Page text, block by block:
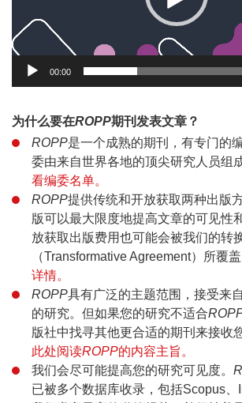
00:00
为什么要在ROPP期刊发表文章？
ROPP是一个成熟的期刊，有专门的
委由来自世界各地的顶尖研究人员组
看编委名单。
ROPP提供传统和开放获取两种出版
版可以最大限度地提高文章的可见性
放获取出版费用也可能会被我们的转
（Transformative Agreement）所覆盖
详情。
ROPP具有广泛的主题范围，接受来
的研究。但如果您的研究不适合
版社中找寻其他更合适的期刊来接收
此处阅读ROPP的内容主旨。
我们会尽可能提高您的研究可见度。
已被多个数据库收录，包括Scopus、